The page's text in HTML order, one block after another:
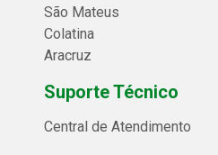
São Mateus
Colatina
Aracruz
Suporte Técnico
Central de Atendimento